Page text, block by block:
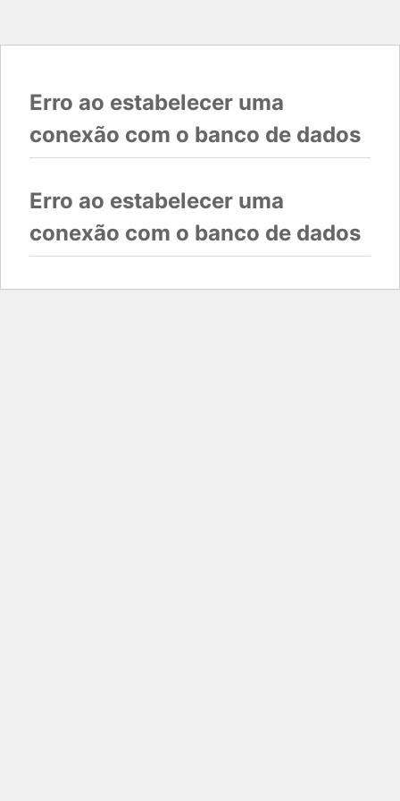
Erro ao estabelecer uma
conexão com o banco de dados
Erro ao estabelecer uma
conexão com o banco de dados